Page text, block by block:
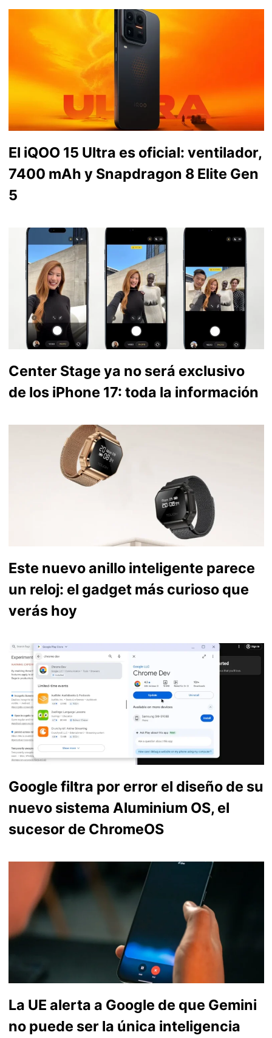
El iQOO 15 Ultra es oficial: ventilador,
7400 mAh y Snapdragon 8 Elite Gen
5
Center Stage ya no será exclusivo
de los iPhone 17: toda la información
Este nuevo anillo inteligente parece
un reloj: el gadget más curioso que
verás hoy
Google filtra por error el diseño de su
nuevo sistema Aluminium OS, el
sucesor de ChromeOS
La UE alerta a Google de que Gemini
no puede ser la única inteligencia